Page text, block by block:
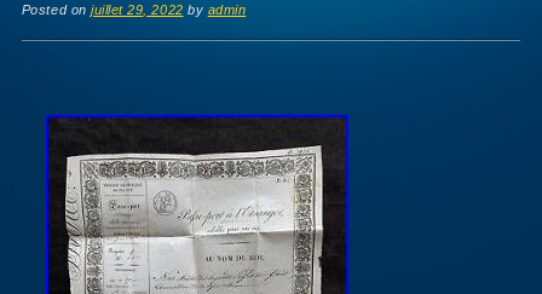
Posted onjuillet 29, 2022 by admin